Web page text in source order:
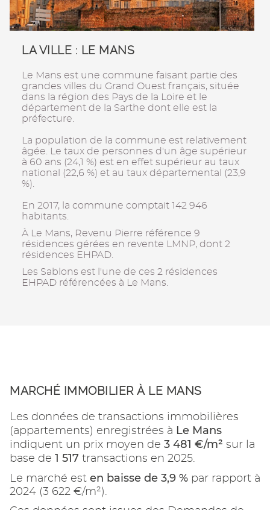
LA VILLE : LE MANS
Le Mans est une commune faisant partie des
grandes villes du Grand Ouest français, située
dans la région des Pays de la Loire et le
département de la Sarthe dont elle est la
préfecture.
La population de la commune est relativement
âgée. Le taux de personnes d'un âge supérieur
à 60 ans (24,1 %) est en effet supérieur au taux
national (22,6 %) et au taux départemental (23,9
%).
En 2017, la commune comptait 142 946
habitants.
À Le Mans, Revenu Pierre référence 9
résidences gérées en revente LMNP, dont 2
résidences EHPAD.
Les Sablons est l'une de ces 2 résidences
EHPAD référencées à Le Mans.
MARCHÉ IMMOBILIER À LE MANS
Les données de transactions immobilières
(appartements) enregistrées à Le Mans
indiquent un prix moyen de 3 481 €/m² sur la
base de 1 517 transactions en 2025.
Le marché est en baisse de 3,9 % par rapport à
2024 (3 622 €/m²).